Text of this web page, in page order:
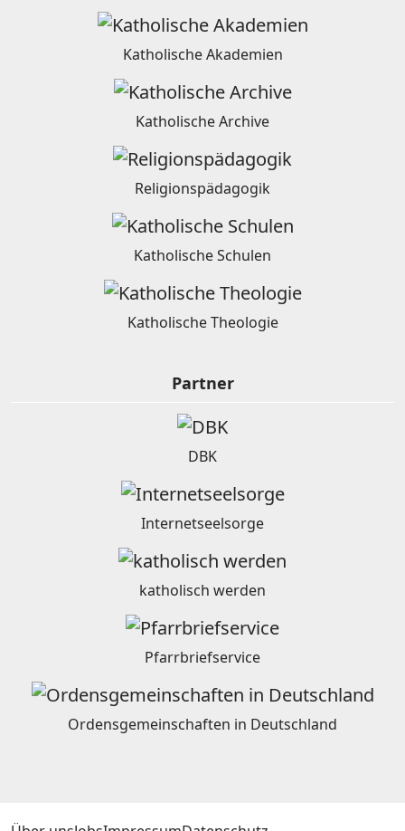
Katholische Akademien
Katholische Archive
Religionspädagogik
Katholische Schulen
Katholische Theologie
Partner
DBK
Internetseelsorge
katholisch werden
Pfarrbriefservice
Ordensgemeinschaften in Deutschland